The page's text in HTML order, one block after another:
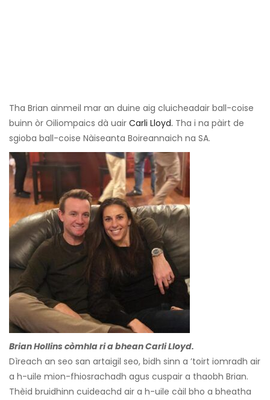
Tha Brian ainmeil mar an duine aig cluicheadair ball-coise
buinn òr Oiliompaics dà uair Carli Lloyd. Tha i na pàirt de
sgioba ball-coise Nàiseanta Boireannaich na SA.
Brian Hollins còmhla ri a bhean Carli Lloyd.
Dìreach an seo san artaigil seo, bidh sinn a ’toirt iomradh air
a h-uile mion-fhiosrachadh agus cuspair a thaobh Brian.
Thèid bruidhinn cuideachd air a h-uile càil bho a bheatha